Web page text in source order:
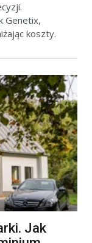
Genetix,
koszty.
Jak